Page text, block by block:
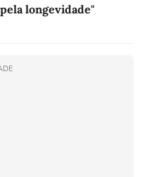
longevidade"